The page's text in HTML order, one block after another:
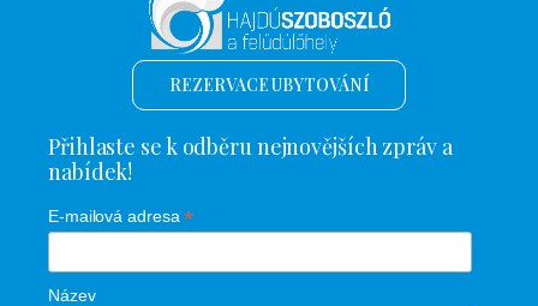
REZERVACE UBYTOVÁNÍ
Přihlaste se k odběru nejnovějších zpráv a
nabídek!
E-mailová adresa*
Název